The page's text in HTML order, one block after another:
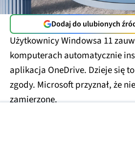
Dodaj do ulubionych
Użytkownicy Windowsa 11
komputerach automatycznie
aplikacja OneDrive. Dzieje się
zgody. Microsoft przyznał, że
zamierzone.